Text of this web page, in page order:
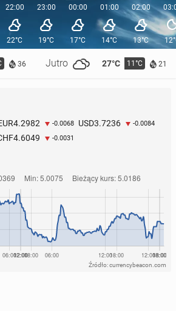
36 Jutro 27°C 11°C 21
22:00
22°C
23:00
19°C
00:00
17°C
01:00
14°C
02:00
13°C
4.2982 -0.0068 USD3.7236 -0.0084
4.6049 -0.0031
Źródło: currencybeacon.com